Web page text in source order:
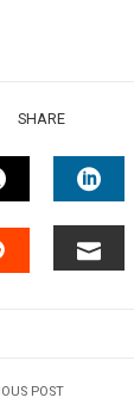
SHARE
POST